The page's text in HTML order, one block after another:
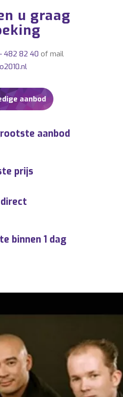
Gruppo
u graag
482 82 40 of mail
aanbod
aanbod
prijs
binnen 1 dag